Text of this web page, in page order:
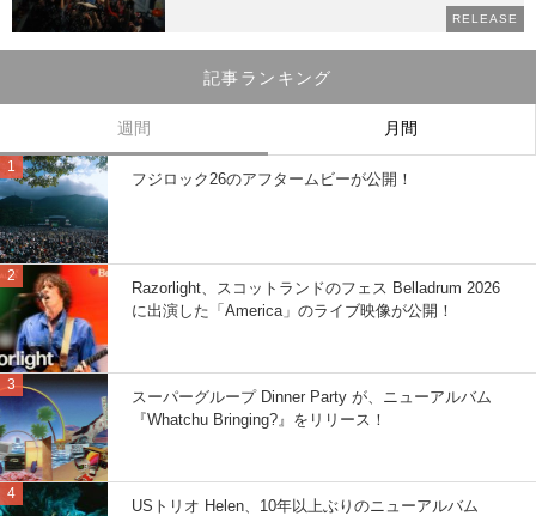
RELEASE
記事ランキング
週間 月間
フジロック26のアフタームビーが公開！
Razorlight、スコットランドのフェス Belladrum 2026
に出演した「America」のライブ映像が公開！
スーパーグループ Dinner Party が、ニューアルバム
『Whatchu Bringing?』をリリース！
USトリオ Helen、10年以上ぶりのニューアルバム